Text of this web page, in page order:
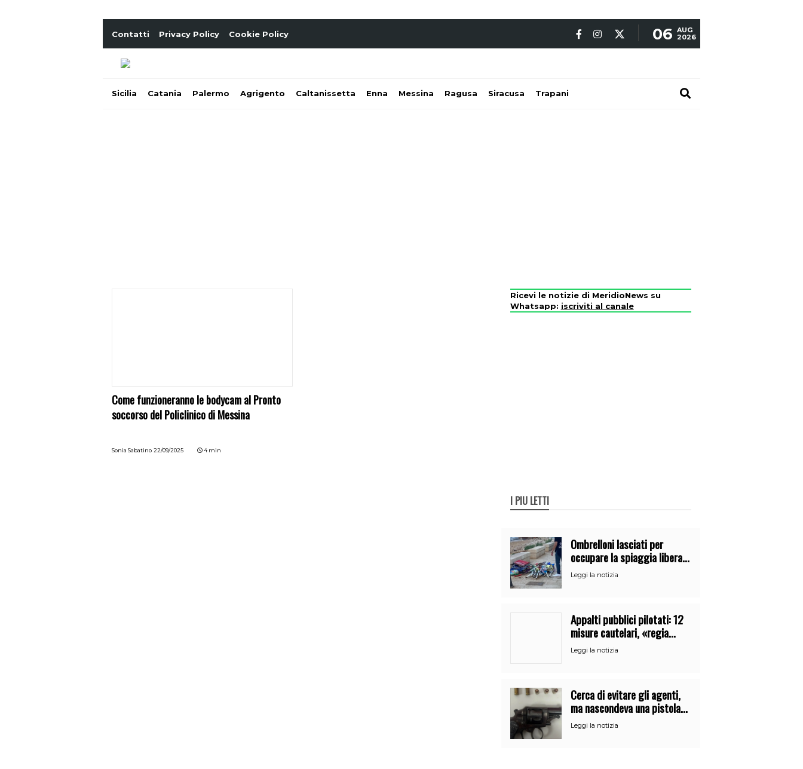
Contatti Privacy Policy Cookie Policy 06 AUG
2026
Sicilia Catania Palermo Agrigento Caltanissetta Enna Messina Ragusa Siracusa Trapani
Come funzioneranno le bodycam al Pronto
soccorso del Policlinico di Messina
Sonia Sabatino 22/09/2025 4 min
Ricevi le notizie di MeridioNews su
Whatsapp: iscriviti al canale
I PIÙ LETTI
Ombrelloni lasciati per
occupare la spiaggia libera.
Maxi sequestro della Guardia
Costiera
Leggi la notizia
Appalti pubblici pilotati: 12
misure cautelari, «regia
occulta» di un uomo vicino al
clan
Leggi la notizia
Cerca di evitare gli agenti,
ma nascondeva una pistola
alla cintura: arrestato a
Catania
Leggi la notizia